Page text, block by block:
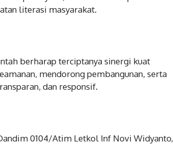
literasi masyarakat.
berharap terciptanya sinergi kuat
mendorong pembangunan, serta
dan responsif.
0104/Atim Letkol Inf Novi Widyanto,